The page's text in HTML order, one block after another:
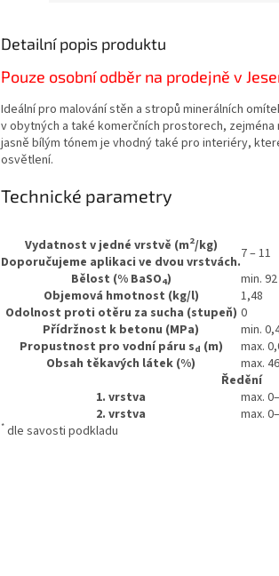
vzdušnějšího prostoru vašeho
interiéru...
Detailní popis produktu
Pouze osobní odběr na prodejně v
Ideální pro malování stěn a stropů minerálních
v obytných a také komerčních prostorech,
jasně bílým tónem je vhodný také pro interiéry,
osvětlení.
Technické parametry
Vydatnost v jedné vrstvě (m2/kg)
Doporučujeme aplikaci ve dvou vrstvách.7 – 11
Bělost (% BaSO4)
min. 92
Objemová hmotnost (kg/l)
1,48
Odolnost proti otěru za sucha (stupeň) 0
Přídržnost k betonu (MPa)
min.
Propustnost pro vodní páru sd (m)
max.
Obsah těkavých látek (%)
max. 46
Ředění
1. vrstva
max.
2. vrstva max.
* dle savosti podkladu